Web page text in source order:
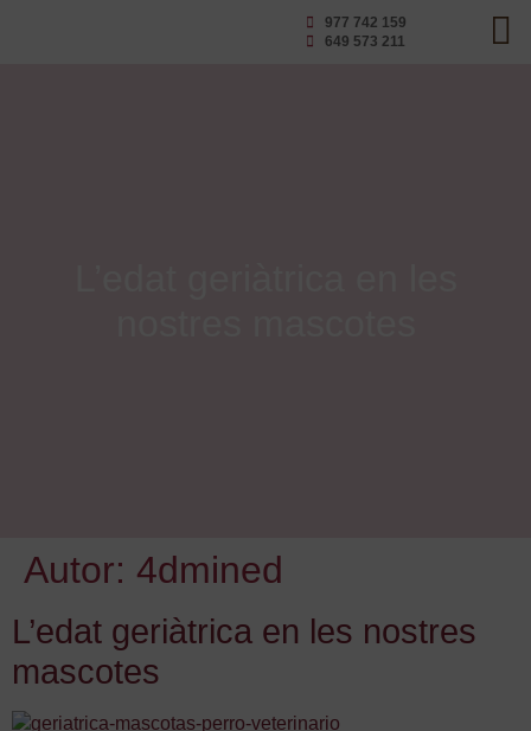
977 742 159
649 573 211
Autor: 4dmined
L’edat geriàtrica en les nostres
mascotes